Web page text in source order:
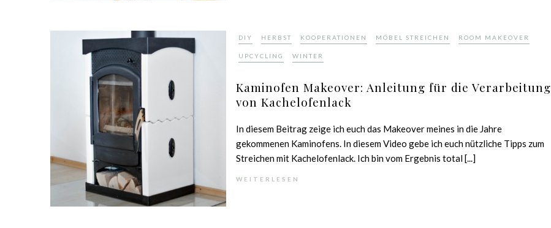
DIY HERBST KOOPERATIONEN MÖBEL STREICHEN ROOM MAKEOVER
UPCYCLING WINTER
Kaminofen Makeover: Anleitung für die Verarbeitung
von Kachelofenlack
In diesem Beitrag zeige ich euch das Makeover meines in die Jahre
gekommenen Kaminofens. In diesem Video gebe ich euch nützliche Tipps zum
Streichen mit Kachelofenlack. Ich bin vom Ergebnis total [...]
WEITERLESEN